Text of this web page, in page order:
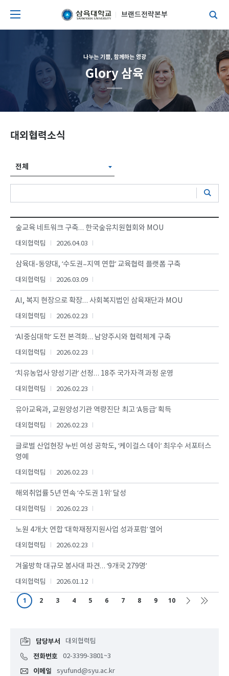
브랜드전략본부
나누는 기쁨, 함께하는 영광
Glory 삼육
대외협력소식
전체
숲교육 네트워크 구축… 한국숲유치원협회와 MOU
대외협력팀 2026.04.03
삼육대-동양대, ‘수도권–지역 연합’ 교육협력 플랫폼 구축
대외협력팀 2026.03.09
AI, 복지 현장으로 확장… 사회복지법인 삼육재단과 MOU
대외협력팀 2026.02.23
‘AI중심대학’ 도전 본격화… 남양주시와 협력체계 구축
대외협력팀 2026.02.23
‘치유농업사 양성기관’ 선정… 18주 국가자격 과정 운영
대외협력팀 2026.02.23
유아교육과, 교원양성기관 역량진단 최고 ‘A등급’ 획득
대외협력팀 2026.02.23
글로벌 산업현장 누빈 여성 공학도, ‘케이걸스 데이’ 최우수 서포터스
영예
대외협력팀 2026.02.23
해외취업률 5년 연속 ‘수도권 1위’ 달성
대외협력팀 2026.02.23
노원 4개大 연합 ‘대학재정지원사업 성과포럼’ 열어
대외협력팀 2026.02.23
겨울방학 대규모 봉사대 파견… ‘9개국 279명’
대외협력팀 2026.01.12
1 2 3 4 5 6 7 8 9 10
담당부서 대외협력팀
전화번호 02-3399-3801~3
이메일 syufund@syu.ac.kr